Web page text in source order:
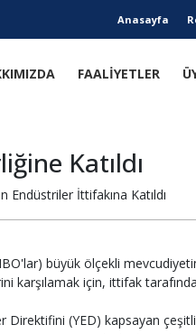
Anasayfa
FAALİYETLER
Katıldı
İttifakına Katıldı
büyük ölçekli
karşılamak için, ittifak
(YED) kapsayan